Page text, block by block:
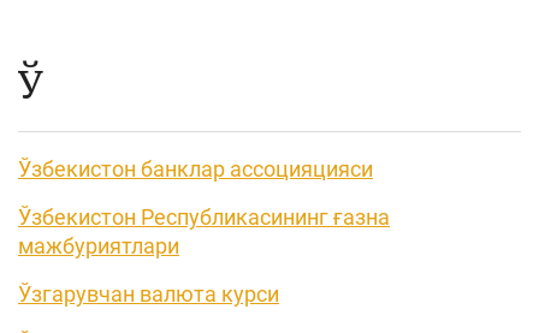
Ў
Ўзбекистон банклар ассоцияцияси
Ўзбекистон Республикасининг ғазна
мажбуриятлари
Ўзгарувчан валюта курси